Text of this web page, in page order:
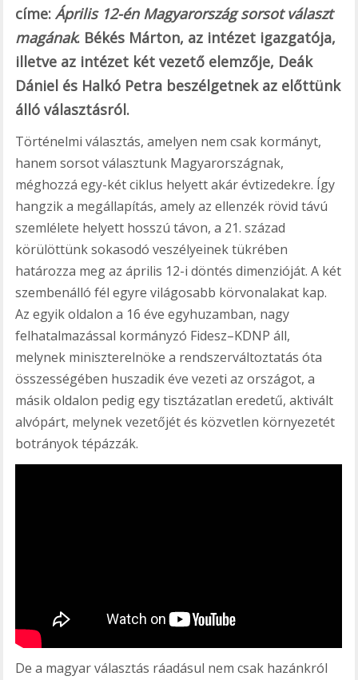
címe:Április 12-én Magyarország sorsot választ
magának. Békés Márton, az intézet igazgatója,
illetve az intézet két vezető elemzője, Deák
Dániel és Halkó Petra beszélgetnek az előttünk
álló választásról.
Történelmi választás, amelyen nem csak kormányt,
hanem sorsot választunk Magyarországnak,
méghozzá egy-két ciklus helyett akár évtizedekre. Így
hangzik a megállapítás, amely az ellenzék rövid távú
szemlélete helyett hosszú távon, a 21. század
körülöttünk sokasodó veszélyeinek tükrében
határozza meg az április 12-i döntés dimenzióját. A két
szembenálló fél egyre világosabb körvonalakat kap.
Az egyik oldalon a 16 éve egyhuzamban, nagy
felhatalmazással kormányzó Fidesz–KDNP áll,
melynek miniszterelnöke a rendszerváltoztatás óta
összességében huszadik éve vezeti az országot, a
másik oldalon pedig egy tisztázatlan eredetű, aktivált
alvópárt, melynek vezetőjét és közvetlen környezetét
botrányok tépázzák.
De a magyar választás ráadásul nem csak hazánkról